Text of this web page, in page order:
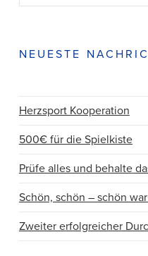
NEUESTE
Herzsport Kooperation
500€ für die Spielkiste
Prüfe alles und behalte
Schön, schön – schön
Zweiter erfolgreicher